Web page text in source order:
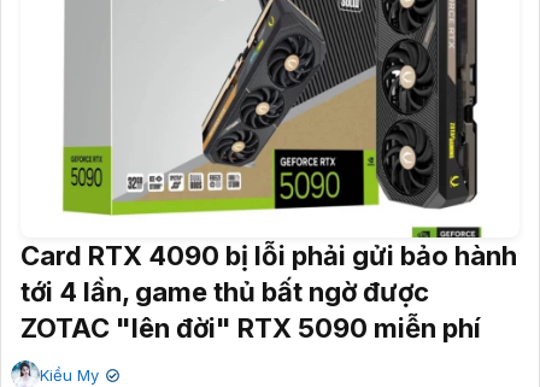
Card RTX 4090 bị lỗi phải gửi bảo hành
tới 4 lần, game thủ bất ngờ được
ZOTAC "lên đời" RTX 5090 miễn phí
Kiều My ✔